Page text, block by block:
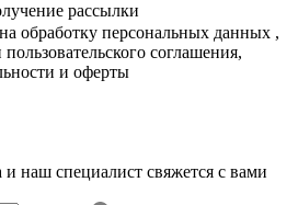
рассылки
обработку персональных данных ,
соглашения,
и оферты
наш специалист свяжется с вами